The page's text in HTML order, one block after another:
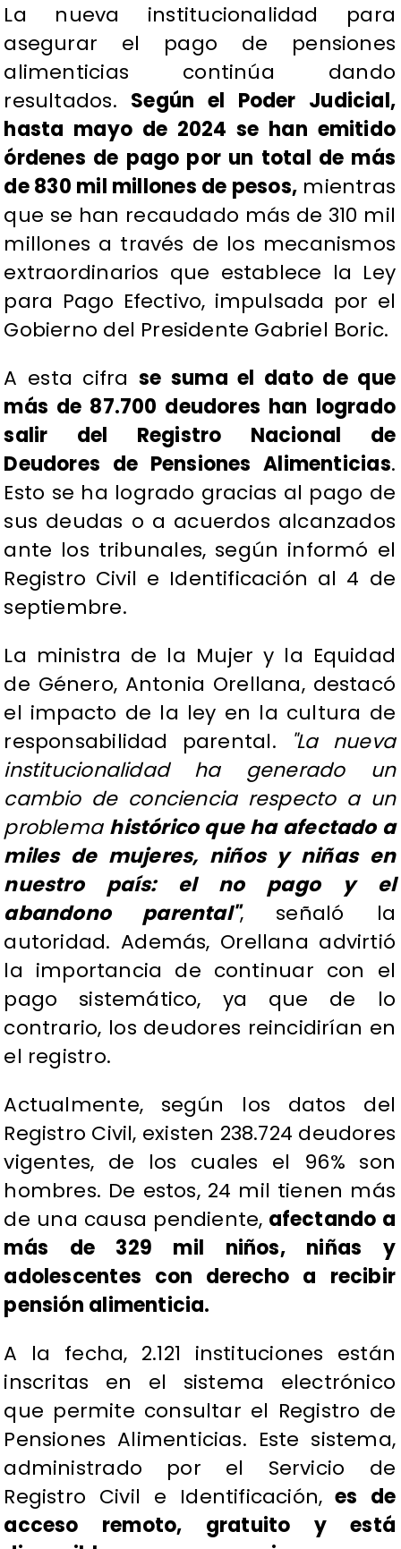
La nueva institucionalidad para
asegurar el pago de pensiones
alimenticias continúa dando
resultados. Según el Poder Judicial,
hasta mayo de 2024 se han emitido
órdenes de pago por un total de más
de 830 mil millones de pesos, mientras
que se han recaudado más de 310 mil
millones a través de los mecanismos
extraordinarios que establece la Ley
para Pago Efectivo, impulsada por el
Gobierno del Presidente Gabriel Boric.
A esta cifrase suma el dato de que
más de 87.700 deudores han logrado
salir del Registro Nacional de
Deudores de Pensiones Alimenticias.
Esto se ha logrado gracias al pago de
sus deudas o a acuerdos alcanzados
ante los tribunales, según informó el
Registro Civil e Identificación al 4 de
septiembre.
La ministra de la Mujer y la Equidad
de Género, Antonia Orellana, destacó
el impacto de la ley en la cultura de
responsabilidad parental.
"La nueva
institucionalidad ha generado un
cambio de conciencia respecto a un
problema histórico que ha afectado a
miles de mujeres, niños y niñas en
nuestro país: el no pago y el
abandono parental", señaló la
autoridad. Además, Orellana advirtió
la importancia de continuar con el
pago sistemático, ya que de lo
contrario, los deudores reincidirían en
el registro.
Actualmente, según los datos del
Registro Civil, existen 238.724 deudores
vigentes, de los cuales el 96% son
hombres. De estos, 24 mil tienen más
de una causa pendiente, afectando a
más de 329 mil niños, niñas y
adolescentes con derecho a recibir
pensión alimenticia.
A la fecha, 2.121 instituciones están
inscritas en el sistema electrónico
que permite consultar el Registro de
Pensiones Alimenticias. Este sistema,
administrado por el Servicio de
Registro Civil e Identificación, es de
acceso remoto, gratuito y está